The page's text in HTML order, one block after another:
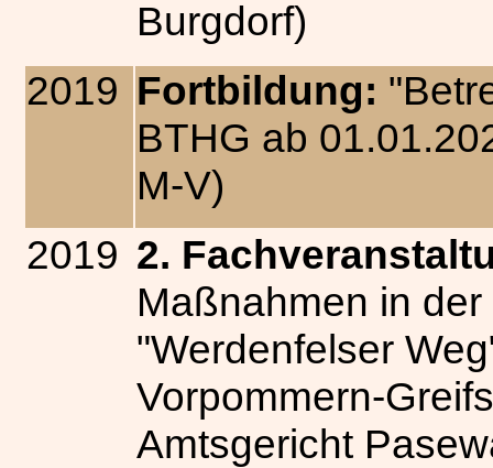
Burgdorf)
2019 Fortbildung:
BTHG ab
M-V)
2019 2.
Maßnahmen in
"Werdenfelser
Vorpommern-
Amtsgericht